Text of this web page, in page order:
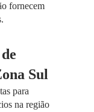
fornecem
Sul
para
na região